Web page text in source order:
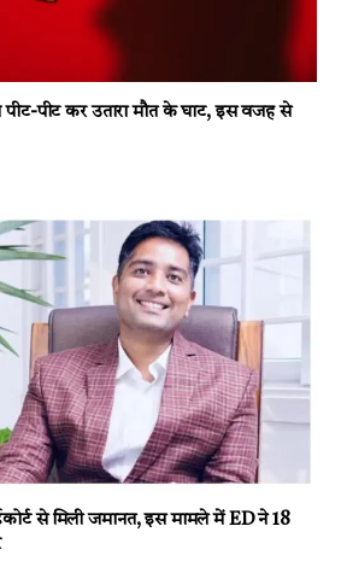
पीट-पीट कर उतारा मौत के घाट, इस वजह से
से मिली जमानत, इस मामले में ED ने 18